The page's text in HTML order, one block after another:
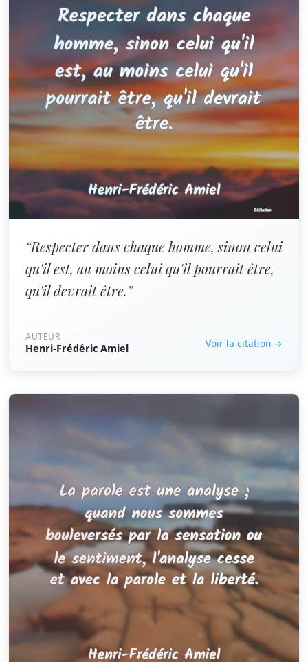
“Respecter dans chaque homme, sinon celui
qu'il est, au moins celui qu'il pourrait être,
qu'il devrait être.”
AUTEUR
Henri-Frédéric Amiel Voir la citation →